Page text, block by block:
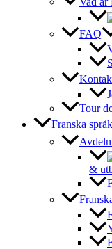
FAQ
Tour
Franska
&